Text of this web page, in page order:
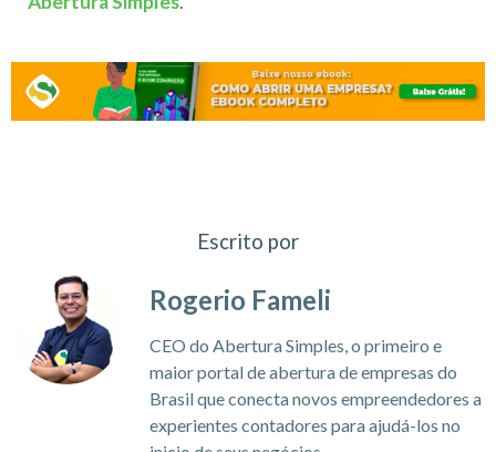
Escrito por
Rogerio Fameli
CEO do Abertura Simples, o primeiro e
maior portal de abertura de empresas do
Brasil que conecta novos empreendedores a
experientes contadores para ajudá-los no